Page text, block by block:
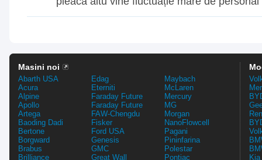
Masini noi
Abarth USA
Acura
Alpine
Apollo
Artega
Baoding Dadi
Bertone
Borgward
Brabus
Brilliance
Edag
Eterniti
Faraday Future
Faraday Future
FAW-Chengdu
Fisker
Ford USA
Genesis
GMC
Great Wall
Maybach
McLaren
Mercury
MG
Morgan
NanoFlowcell
Pagani
Pininfarina
Polestar
Pontiac